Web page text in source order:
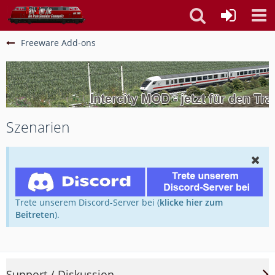
Freeware Add-ons
Szenarien
Trete unserem Discord-Server bei (klicke hier zum
Beitreten).